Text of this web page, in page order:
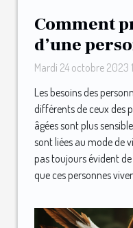
Comment
d’une
Mardi 24 octobre 2023
Les besoins des
différents de ceux des
âgées sont plus
sont liées au mode de
pas toujours évident
que ces personnes